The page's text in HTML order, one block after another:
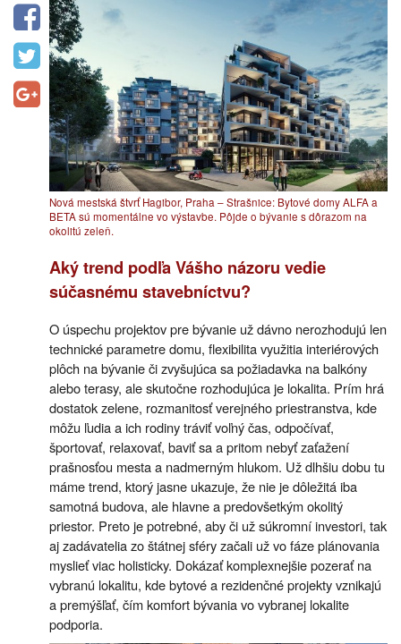
Nová mestská štvrť Hagibor, Praha – Strašnice: Bytové domy ALFA a
BETA sú momentálne vo výstavbe. Pôjde o bývanie s dôrazom na
okolitú zeleň.
Aký trend podľa Vášho názoru vedie
súčasnému stavebníctvu?
O úspechu projektov pre bývanie už dávno nerozhodujú len
technické parametre domu, flexibilita využitia interiérových
plôch na bývanie či zvyšujúca sa požiadavka na balkóny
alebo terasy, ale skutočne rozhodujúca je lokalita. Prím hrá
dostatok zelene, rozmanitosť verejného priestranstva, kde
môžu ľudia a ich rodiny tráviť voľný čas, odpočívať,
športovať, relaxovať, baviť sa a pritom nebyť zaťažení
prašnosťou mesta a nadmerným hlukom. Už dlhšiu dobu tu
máme trend, ktorý jasne ukazuje, že nie je dôležitá iba
samotná budova, ale hlavne a predovšetkým okolitý
priestor. Preto je potrebné, aby či už súkromní investori, tak
aj zadávatelia zo štátnej sféry začali už vo fáze plánovania
myslieť viac holisticky. Dokázať komplexnejšie pozerať na
vybranú lokalitu, kde bytové a rezidenčné projekty vznikajú
a premýšľať, čím komfort bývania vo vybranej lokalite
podporia.